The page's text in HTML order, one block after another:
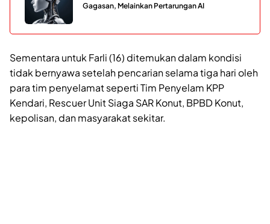
Gagasan, Melainkan Pertarungan AI
Sementara untuk Farli (16) ditemukan dalam kondisi
tidak bernyawa setelah pencarian selama tiga hari oleh
para tim penyelamat seperti Tim Penyelam KPP
Kendari, Rescuer Unit Siaga SAR Konut, BPBD Konut,
kepolisan, dan masyarakat sekitar.